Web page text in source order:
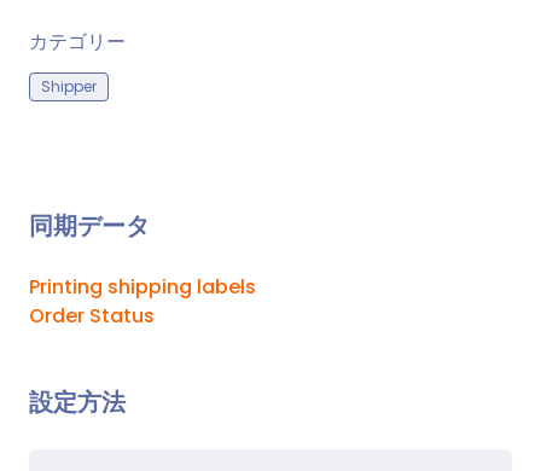
カテゴリー
Shipper
同期データ
Printing shipping labels
Order Status
設定方法